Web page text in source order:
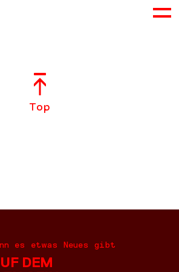
Top
es etwas Neues gibt
DEM